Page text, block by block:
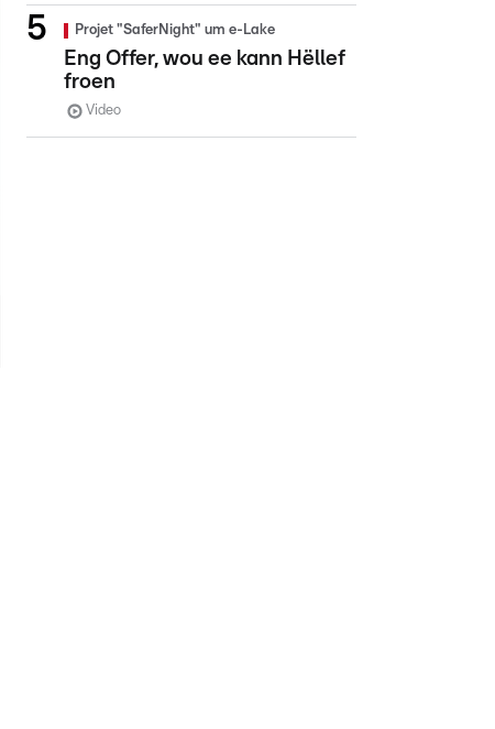
Projet "SaferNight" um e-Lake
Eng Offer, wou ee kann Hëllef
froen
Video